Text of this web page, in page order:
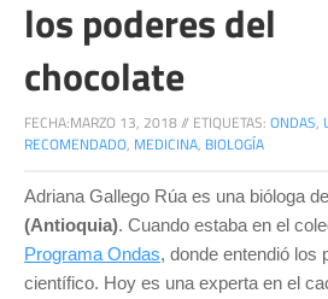
los poderes del
chocolate
FECHA:MARZO 13, 2018// ETIQUETAS: ONDAS,
RECOMENDADO, MEDICINA, BIOLOGÍA
Adriana Gallego Rúa es una bióloga
(Antioquia). Cuando estaba en el
Programa Ondas, donde entendió los
científico. Hoy es una experta en el